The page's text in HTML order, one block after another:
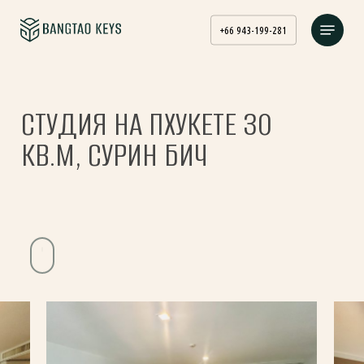
main
+66 943-199-281
Menu
СТУДИЯ НА ПХУКЕТЕ 30
КВ.М, СУРИН БИЧ
Navigate
the